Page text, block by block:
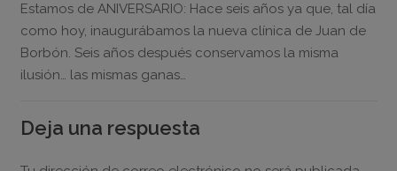
Estamos de ANIVERSARIO: Hace seis años ya que, tal día
como hoy, inaugurábamos la nueva clínica de Juan de
Borbón. Seis años después conservamos la misma
ilusión… las mismas ganas…
Deja una respuesta